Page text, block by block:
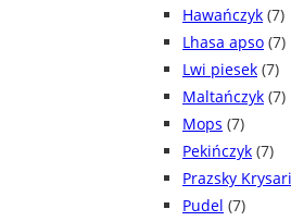
Hawańczyk (7)
Lhasa apso (7)
Lwi piesek (7)
Maltańczyk (7)
Mops (7)
Pekińczyk (7)
Prazsky
Pudel (7)